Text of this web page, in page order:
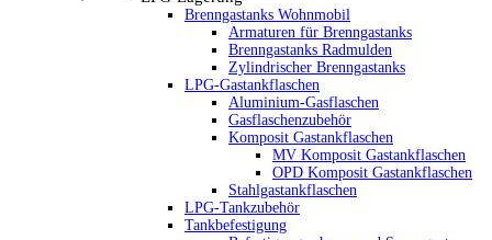
Brenngastanks Wohnmobil
Armaturen für Brenngastanks
Brenngastanks Radmulden
Zylindrischer Brenngastanks
LPG-Gastankflaschen
Aluminium-Gasflaschen
Gasflaschenzubehör
Komposit Gastankflaschen
MV Komposit Gastankflaschen
OPD Komposit Gastankflaschen
Stahlgastankflaschen
LPG-Tankzubehör
Tankbefestigung